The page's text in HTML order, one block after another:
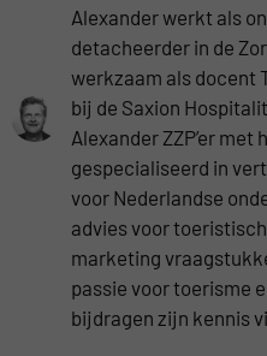
Alexander werkt als
detacheerder in de
werkzaam als docent
bij de Saxion
Alexander ZZP’er
gespecialiseerd in
voor Nederlandse
advies voor
marketing
passie voor toerisme
bijdragen zijn kennis